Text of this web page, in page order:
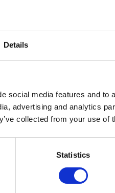
Details
social media features and to
advertising and analytics
collected from your use of
Statistics
unieke